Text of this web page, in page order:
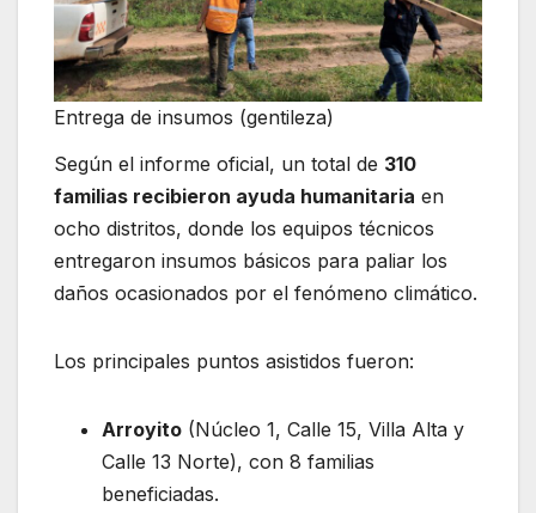
Entrega de insumos (gentileza)
Según el informe oficial, un total de 310
familias recibieron ayuda humanitaria en
ocho distritos, donde los equipos técnicos
entregaron insumos básicos para paliar los
daños ocasionados por el fenómeno climático.
Los principales puntos asistidos fueron:
Arroyito (Núcleo 1, Calle 15, Villa Alta y
Calle 13 Norte), con 8 familias
beneficiadas.